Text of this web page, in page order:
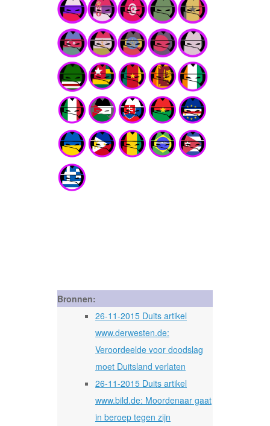
Bronnen:
26-11-2015 Duits artikel
www.derwesten.de:
Veroordeelde voor doodslag
moet Duitsland verlaten
26-11-2015 Duits artikel
www.bild.de: Moordenaar gaat
in beroep tegen zijn